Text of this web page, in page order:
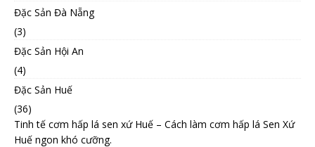
Đặc Sản Đà Nẵng
(3)
Đặc Sản Hội An
(4)
Đặc Sản Huế
(36)
Tinh tế cơm hấp lá sen xứ Huế – Cách làm cơm hấp lá Sen Xứ
Huế ngon khó cưỡng.